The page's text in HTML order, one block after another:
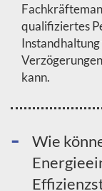
qualifiziertes
Instandhaltung
kann.
Wie